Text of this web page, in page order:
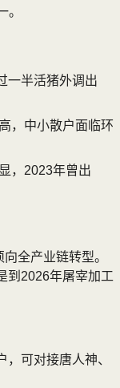
。
一半活猪外调出
，中小散户面临环
，2023年曾出
全产业链转型。
到2026年屠宰加工
，可对接唐人神、